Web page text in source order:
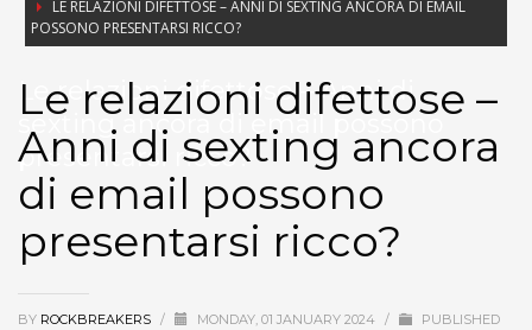
LE RELAZIONI DIFETTOSE – ANNI DI SEXTING ANCORA DI EMAIL
POSSONO PRESENTARSI RICCO?
Le relazioni difettose – Anni di
sexting ancora di email possono
presentarsi ricco?
Le relazioni difettose –
Anni di sexting ancora
di email possono
presentarsi ricco?
BY ROCKBREAKERS / MONDAY, 01 JANUARY 2024 /
PUBLISHED